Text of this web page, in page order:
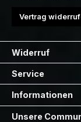
Vertrag
Widerruf
Service
Informationen
Unsere